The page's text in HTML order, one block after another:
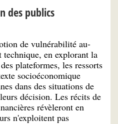
des publics
de vulnérabilité au-
en explorant la
plateformes, les ressorts
socioéconomique
dans des situations de
décision. Les récits de
révèleront en
n'exploitent pas